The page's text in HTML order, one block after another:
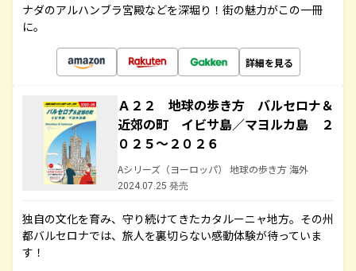
ナダのアルハンブラ宮殿などを深堀り！街の魅力がこの一冊
に。
詳細を見る
Ａ２２ 地球の歩き方 バルセロナ＆
近郊の町 イビサ島／マヨルカ島 ２
０２５～２０２６
Aシリーズ（ヨーロッパ） 地球の歩き方 海外
2024.07.25 発売
独自の文化を育み、守り続けてきたカタルーニャ地方。その州
都バルセロナでは、旅人を裏切らない感動体験が待っていま
す！